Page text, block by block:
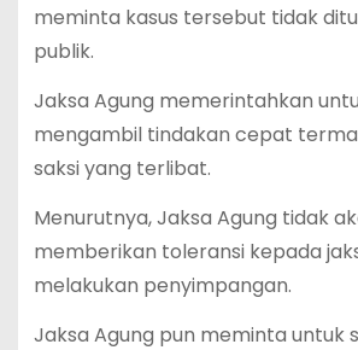
meminta kasus tersebut tidak
publik.
Jaksa Agung memerintahkan
mengambil tindakan cepat
saksi yang terlibat.
Menurutnya, Jaksa Agung tidak
memberikan toleransi kepada
melakukan penyimpangan.
Jaksa Agung pun meminta untuk